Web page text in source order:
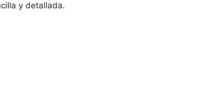
y detallada.